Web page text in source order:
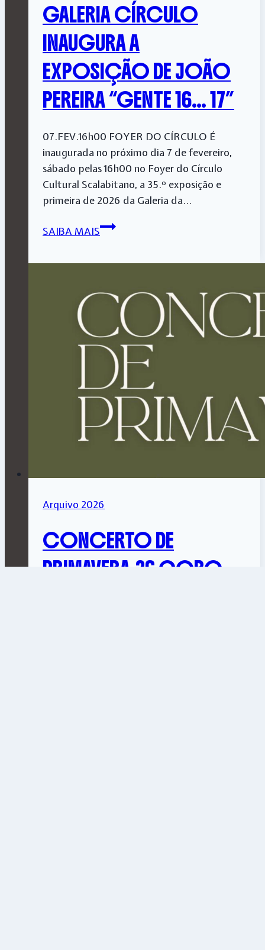
GALERIA CÍRCULO
INAUGURA A
EXPOSIÇÃO DE JOÃO
PEREIRA “GENTE 16… 17”
07.FEV.16h00 FOYER DO CÍRCULO É
inaugurada no próximo dia 7 de fevereiro,
sábado pelas 16h00 no Foyer do Círculo
Cultural Scalabitano, a 35.º exposição e
primeira de 2026 da Galeria da…
SAIBA MAISGALERIA
EXPOSIÇÃO
JOÃO
PEREIRA
“GENTE
16…
17”
Arquivo 2026
CONCERTO DE
PRIMAVERA.26 CORO